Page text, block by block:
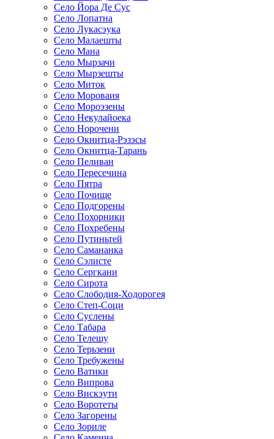
Село Йора Де Сус
Село Лопатна
Село Лукасэука
Село Малаешты
Село Мана
Село Мырзачи
Село Мырзешты
Село Миток
Село Мороваия
Село Мороэзены
Село Некулайоека
Село Норочени
Село Окнитца-Рэзэсы
Село Окнитца-Тарань
Село Пеливан
Село Пересечина
Село Пятра
Село Почище
Село Подгорены
Село Похорники
Село Похребены
Село Путиньтей
Село Самананка
Село Сэлисте
Село Сергкани
Село Сирота
Село Слободия-Ходорогея
Село Степ-Соци
Село Суслены
Село Табара
Село Телешу
Село Терьзени
Село Требужены
Село Ватики
Село Випрова
Село Вискэути
Село Воротеты
Село Загорены
Село Зориле